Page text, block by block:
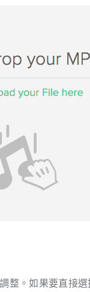
整。如果要直接